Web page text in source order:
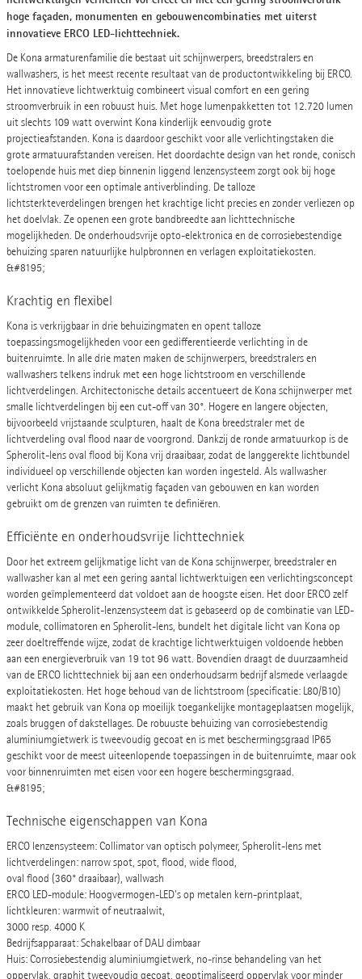
hoge façaden, monumenten en gebouwencombinaties met uiterst
innovatieve ERCO LED-lichttechniek.
De Kona armaturenfamilie die bestaat uit schijnwerpers, breedstralers en
wallwashers, is het meest recente resultaat van de productontwikkeling bij ERCO.
Het innovatieve lichtwerktuig combineert visual comfort en een gering
stroomverbruik in een robuust huis. Met hoge lumenpakketten tot 12.720 lumen
uit slechts 109 watt overwint Kona kinderlijk eenvoudig grote
projectieafstanden. Kona is daardoor geschikt voor alle verlichtingstaken die
grote armatuurafstanden vereisen. Het doordachte design van het ronde, conisch
toelopende huis met diep binnenin liggend lenzensysteem zorgt ook bij hoge
lichtstromen voor een optimale antiverblinding. De talloze
lichtsterkteverdelingen brengen het krachtige licht precies en zonder verliezen op
het doelvlak. Ze openen een grote bandbreedte aan lichttechnische
mogelijkheden. De onderhoudsvrije opto-elektronica en de corrosiebestendige
behuizing sparen natuurlijke hulpbronnen en verlagen exploitatiekosten.
&#8195;
Krachtig en flexibel
Kona is verkrijgbaar in drie behuizingmaten en opent talloze
toepassingsmogelijkheden voor een gedifferentieerde verlichting in de
buitenruimte. In alle drie maten maken de schijnwerpers, breedstralers en
wallwashers telkens indruk met een hoge lichtstroom en verschillende
lichtverdelingen. Architectonische details accentueert de Kona schijnwerper met
smalle lichtverdelingen bij een cut-off van 30°. Hogere en langere objecten,
bijvoorbeeld vrijstaande sculpturen, haalt de Kona breedstraler met de
lichtverdeling oval flood naar de voorgrond. Dankzij de ronde armatuurkop is de
Spherolit-lens oval flood bij Kona vrij draaibaar, zodat de langgerekte lichtbundel
individueel op verschillende objecten kan worden ingesteld. Als wallwasher
verlicht Kona absoluut gelijkmatig façaden van gebouwen en kan worden
gebruikt om de grenzen van ruimten te definiëren.
Efficiënte en onderhoudsvrije lichttechniek
Door het extreem gelijkmatige licht van de Kona schijnwerper, breedstraler en
wallwasher kan al met een gering aantal lichtwerktuigen een verlichtingsconcept
worden geïmplementeerd dat voldoet aan de hoogste eisen. Het door ERCO zelf
ontwikkelde Spherolit-lenzensysteem dat is gebaseerd op de combinatie van LED-
module, collimatoren en Spherolit-lens, bundelt het digitale licht van Kona op
zeer doeltreffende wijze, zodat de krachtige lichtwerktuigen voldoende hebben
aan een energieverbruik van 19 tot 96 watt. Bovendien draagt de duurzaamheid
van de ERCO lichttechniek bij aan een onderhoudsarm bedrijf alsmede verlaagde
exploitatiekosten. Het hoge behoud van de lichtstroom (specificatie: L80/B10)
maakt het gebruik van Kona op moeilijk toegankelijke montageplaatsen mogelijk,
zoals bruggen of dakstellages. De robuuste behuizing van corrosiebestendig
aluminiumgietwerk is tweevoudig gecoat en is met beschermingsgraad IP65
geschikt voor de meest uiteenlopende toepassingen in de buitenruimte, maar ook
voor binnenruimten met eisen voor een hogere beschermingsgraad.
&#8195;
Technische eigenschappen van Kona
ERCO lenzensysteem: Collimator van optisch polymeer, Spherolit-lens met
lichtverdelingen: narrow spot, spot, flood, wide flood,
oval flood (360° draaibaar), wallwash
ERCO LED-module: Hoogvermogen-LED's op metalen kern-printplaat,
lichtkleuren: warmwit of neutraalwit,
3000 resp. 4000 K
Bedrijfsapparaat: Schakelbaar of DALI dimbaar
Huis: Corrosiebestendig aluminiumgietwerk, no-rinse behandeling van het
oppervlak, graphit tweevoudig gecoat, geoptimaliseerd oppervlak voor minder